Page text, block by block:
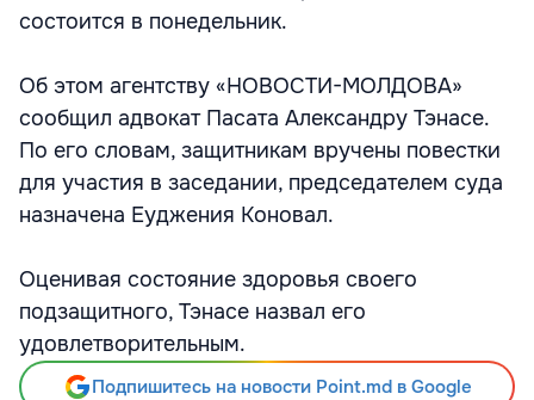
состоится в понедельник.
Об этом агентству «НОВОСТИ-МОЛДОВА»
сообщил адвокат Пасата Александру Тэнасе.
По его словам, защитникам вручены повестки
для участия в заседании, председателем суда
назначена Еуджения Коновал.
Оценивая состояние здоровья своего
подзащитного, Тэнасе назвал его
удовлетворительным.
Подпишитесь на новости Point.md в Google